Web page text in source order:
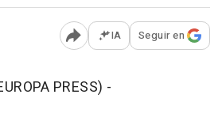
Abrir opciones para
IA Seguir en
PRESS) -